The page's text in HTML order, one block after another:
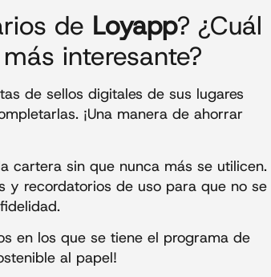
de Loyapp? ¿Cuál
interesante?
de sellos digitales de sus lugares
¡Una manera de ahorrar
cartera sin que nunca más se utilicen.
y recordatorios de uso para que no se
en los que se tiene el programa de
al papel!